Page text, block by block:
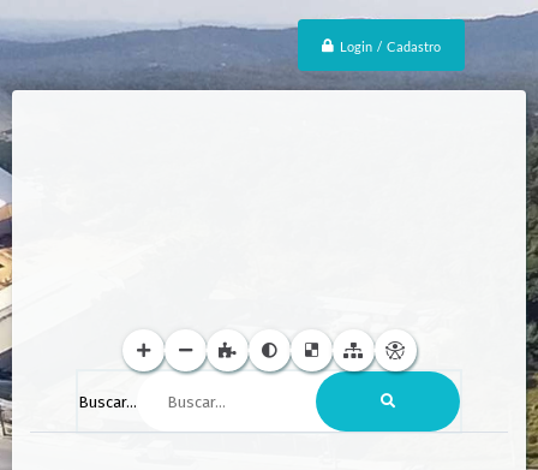
Login / Cadastro
Buscar...